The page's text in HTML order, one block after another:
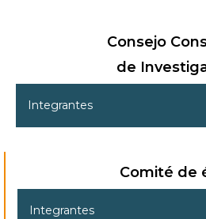
Consejo
de
Integrantes
Comité de
Integrantes